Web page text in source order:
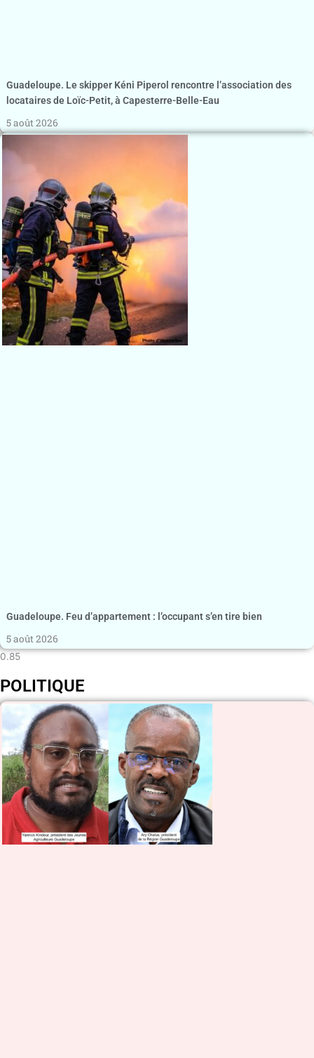
Guadeloupe. Le skipper Kéni Piperol rencontre l’association des
locataires de Loïc-Petit, à Capesterre-Belle-Eau
5 août 2026
Guadeloupe. Feu d’appartement : l’occupant s’en tire bien
5 août 2026
POLITIQUE